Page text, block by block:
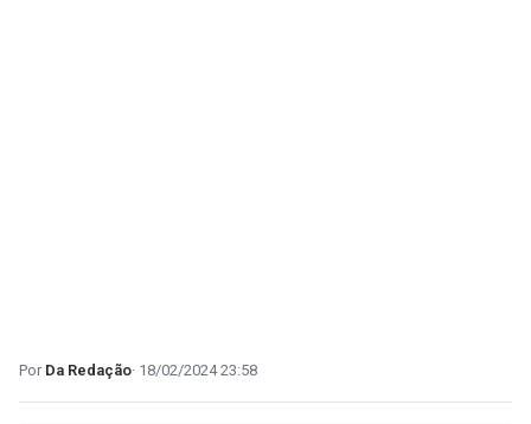
Da Redação 18/02/2024 23:58